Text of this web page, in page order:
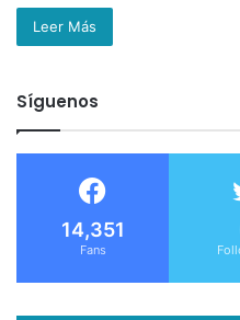
Leer Más
Síguenos
14,351
Fans